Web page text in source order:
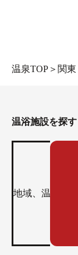
温泉TOP ＞ 関東
温浴施設を探す